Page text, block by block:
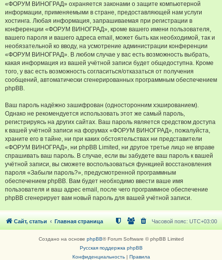
«ФОРУМ ВИНОГРАД» охраняется законами о защите компьютерной
информации, применяемыми в стране, предоставляющей нам услуги
хостинга. Любая информация, запрашиваемая при регистрации в
конференции «ФОРУМ ВИНОГРАД», кроме вашего имени пользователя,
вашего пароля и вашего адреса email, может быть как необходимой, так и
необязательной ко вводу, на усмотрение администрации конференции
«ФОРУМ ВИНОГРАД». В любом случае у вас есть возможность выбрать,
какая информация из вашей учётной записи будет общедоступна. Кроме
того, у вас есть возможность согласиться/отказаться от получения
сообщений, автоматически сгенерированных программным обеспечением
phpBB.
Ваш пароль надёжно зашифрован (односторонним хэшированием).
Однако не рекомендуется использовать этот же самый пароль,
регистрируясь на других сайтах. Ваш пароль является средством доступа
к вашей учётной записи на форумах «ФОРУМ ВИНОГРАД», пожалуйста,
храните его в тайне, ни при каких обстоятельствах ни представители
«ФОРУМ ВИНОГРАД», ни phpBB Limited, ни другое третье лицо не вправе
спрашивать ваш пароль. В случае, если вы забудете ваш пароль к вашей
учётной записи, вы сможете воспользоваться функцией восстановления
пароля «Забыли пароль?», предусмотренной программным
обеспечением phpBB. Вам будет необходимо ввести ваше имя
пользователя и ваш адрес email, после чего программное обеспечение
phpBB сгенерирует вам новый пароль для вашей учётной записи.
Сайт, статьи Главная страница Часовой пояс: UTC+03:00
Создано на основе phpBB® Forum Software © phpBB Limited
Русская поддержка phpBB
Конфиденциальность| Правила